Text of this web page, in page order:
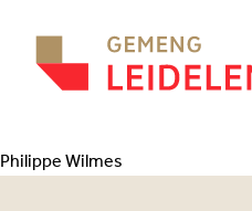
Philippe Wilmes